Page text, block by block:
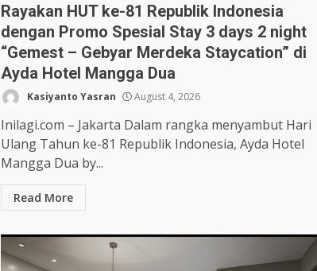
Rayakan HUT ke-81 Republik Indonesia
dengan Promo Spesial Stay 3 days 2 night
“Gemest – Gebyar Merdeka Staycation” di
Ayda Hotel Mangga Dua
Kasiyanto Yasran August 4, 2026
Inilagi.com – Jakarta Dalam rangka menyambut Hari
Ulang Tahun ke-81 Republik Indonesia, Ayda Hotel
Mangga Dua by...
Read More